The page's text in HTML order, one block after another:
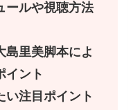
ルや視聴方法
里美脚本によ
イント
い注目ポイント